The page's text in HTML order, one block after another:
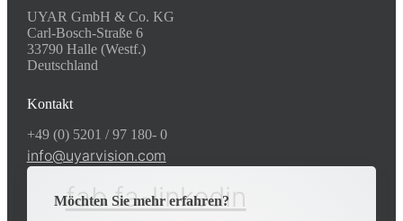
UYAR GmbH & Co. KG
Carl-Bosch-Straße 6
33790 Halle (Westf.)
Deutschland
Kontakt
+49 (0) 5201 / 97 180- 0
info@uyarvision.com
fab fa-linkedin
Möchten Sie mehr erfahren?